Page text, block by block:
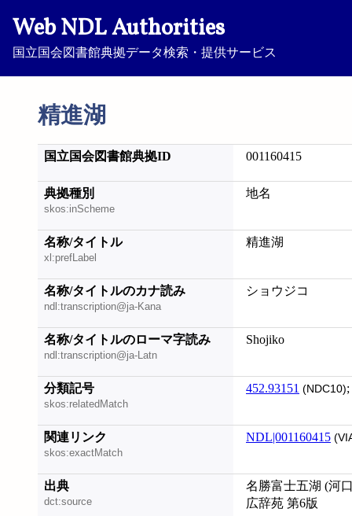
Web NDL Authorities
国立国会図書館典拠データ検索・提供サービス
精進湖
国立国会図書館典拠ID 001160415
典拠種別
skos:inScheme
地名
名称/タイトル
xl:prefLabel
精進湖
名称/タイトルのカナ読み
ndl:transcription@ja-Kana
ショウジコ
名称/タイトルのローマ字読み
ndl:transcription@ja-Latn
Shojiko
分類記号
skos:relatedMatch
452.93151 (NDC10);
関連リンク
skos:exactMatch
NDL|001160415
出典
dct:source
名勝富士五湖 (河
広辞苑 第6版